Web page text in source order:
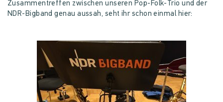
Zusammentreffen zwischen unseren Pop-Folk-Trio und der
NDR-Bigband genau aussah, seht ihr schon einmal hier: